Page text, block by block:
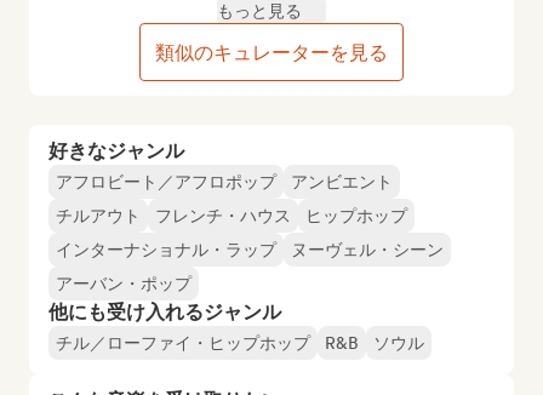
好きなジャンル
アフロビート／アフロポップ
アンビエント
チルアウト
フレンチ・ハウス
ヒップホップ
インターナショナル・ラップ
ヌーヴェル・シーン
アーバン・ポップ
他にも受け入れるジャンル
チル／ローファイ・ヒップホップ R&B ソウル
もっと見る
類似のキュレーターを見る